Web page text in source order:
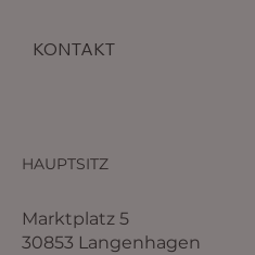
KONTAKT
Marktplatz 5
30853 Langenhagen
HAUPTSITZ